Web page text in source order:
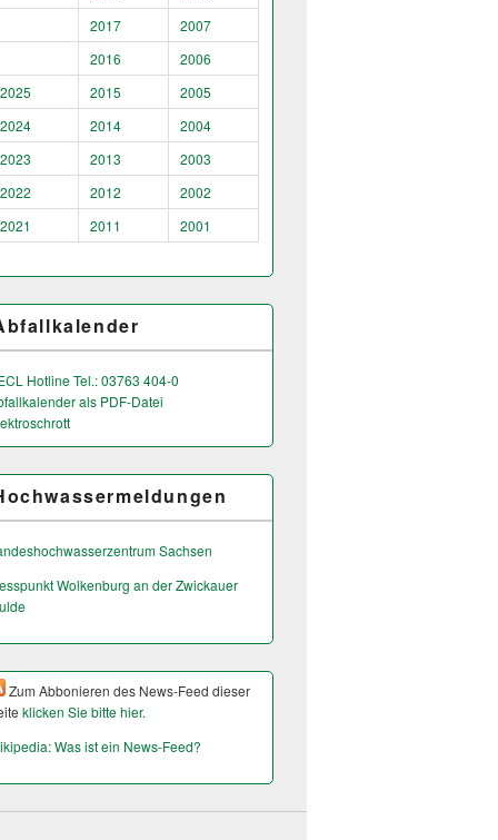
2017
2007
2016
2006
2025
2015
2005
2024
2014
2004
2023
2013
2003
2022
2012
2002
2021
2011 2001
Hotline Tel.: 03763 404-0
als PDF-Datei
Sachsen
Wolkenburg an der Zwickauer
Zum Abbonieren des News-Feed dieser
klicken Sie bitte hier.
Was ist ein News-Feed?